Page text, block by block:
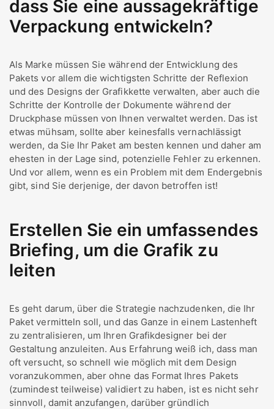
dass Sie eine aussagekräftige
Verpackung entwickeln?
Als Marke müssen Sie während der Entwicklung des
Pakets vor allem die wichtigsten Schritte der Reflexion
und des Designs der Grafikkette verwalten, aber auch die
Schritte der Kontrolle der Dokumente während der
Druckphase müssen von Ihnen verwaltet werden. Das ist
etwas mühsam, sollte aber keinesfalls vernachlässigt
werden, da Sie Ihr Paket am besten kennen und daher am
ehesten in der Lage sind, potenzielle Fehler zu erkennen.
Und vor allem, wenn es ein Problem mit dem Endergebnis
gibt, sind Sie derjenige, der davon betroffen ist!
Erstellen Sie ein umfassendes
Briefing, um die Grafik zu
leiten
Es geht darum, über die Strategie nachzudenken, die Ihr
Paket vermitteln soll, und das Ganze in einem Lastenheft
zu zentralisieren, um Ihren Grafikdesigner bei der
Gestaltung anzuleiten. Aus Erfahrung weiß ich, dass man
oft versucht, so schnell wie möglich mit dem Design
voranzukommen, aber ohne das Format Ihres Pakets
(zumindest teilweise) validiert zu haben, ist es nicht sehr
sinnvoll, damit anzufangen, darüber gründlich